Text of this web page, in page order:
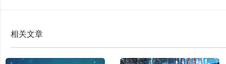
相关文章